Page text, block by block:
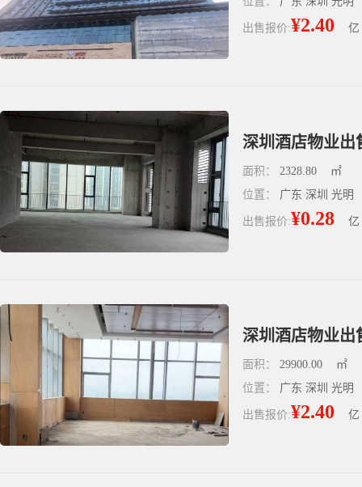
出售报价:¥2.40 亿
深圳酒店物业出
面积： 2328.80
㎡
位置： 广东 深圳 光明
出售报价:¥0.28 亿
深圳酒店物业出
面积： 29900.00
㎡
位置： 广东 深圳 光明
出售报价:¥2.40 亿